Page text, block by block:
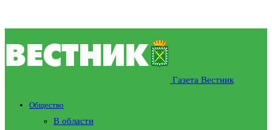
Газета Вестник
Общество
В области